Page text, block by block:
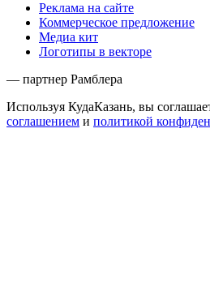
Реклама на сайте
Коммерческое предложение
Медиа кит
Логотипы в векторе
— партнер Рамблера
Используя КудаКазань, вы
соглашением и политикой